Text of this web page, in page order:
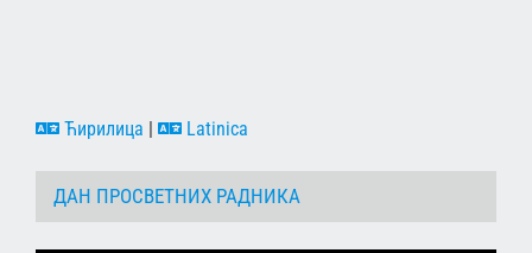
Ћирилица Latinica
ДАН ПРОСВЕТНИХ РАДНИКА